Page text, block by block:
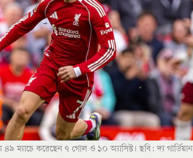
ম্যাচে করেছেন ৭ গোল ও ১০ অ্যাসিস্ট। ছবি: দ্য গার্ডিয়ান